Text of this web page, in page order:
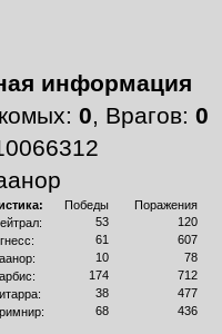
информация
0, Врагов: 0
Победы
Поражения
53
120
61
607
10
78
174
712
38
477
68 436